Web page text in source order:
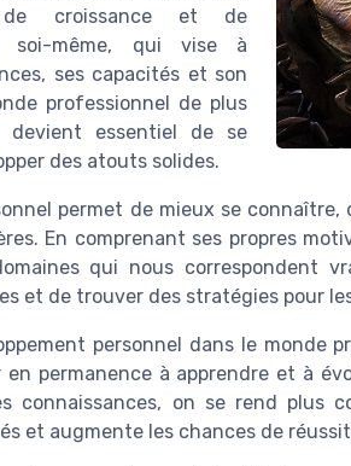
de croissance et de
soi-même, qui vise à
ses capacités et son
professionnel de plus
essentiel de se
des atouts solides.
permet de mieux se
En comprenant ses propres
qui nous correspondent
et de trouver des stratégies pour
personnel dans le monde
permanence à apprendre et à
connaissances, on se rend plus
et augmente les chances de